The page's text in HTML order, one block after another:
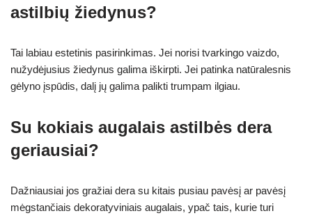
astilbių žiedynus?
Tai labiau estetinis pasirinkimas. Jei norisi tvarkingo vaizdo,
nužydėjusius žiedynus galima iškirpti. Jei patinka natūralesnis
gėlyno įspūdis, dalį jų galima palikti trumpam ilgiau.
Su kokiais augalais astilbės dera
geriausiai?
Dažniausiai jos gražiai dera su kitais pusiau pavėsį ar pavėsį
mėgstančiais dekoratyviniais augalais, ypač tais, kurie turi